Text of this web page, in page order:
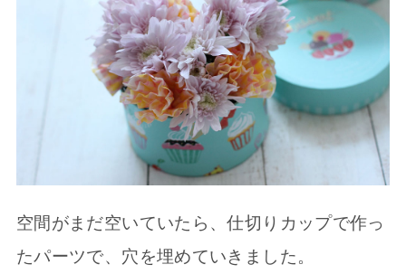
空間がまだ空いていたら、仕切りカップで作っ
たパーツで、穴を埋めていきました。